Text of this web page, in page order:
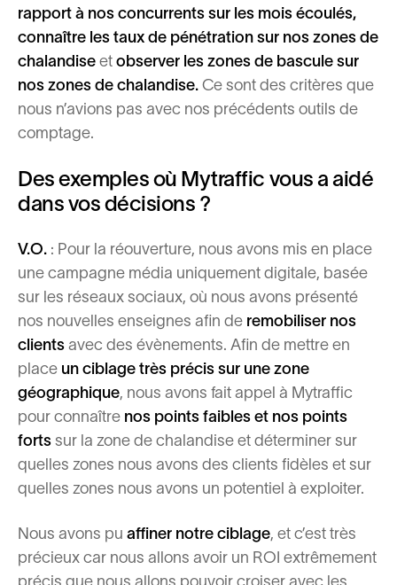
rapport à nos concurrents sur les mois écoulés,
connaître les taux de pénétration sur nos zones de
chalandise et observer les zones de bascule sur
nos zones de chalandise. Ce sont des critères que
nous n’avions pas avec nos précédents outils de
comptage.
Des exemples où Mytraffic vous a aidé
dans vos décisions ?
V.O. : Pour la réouverture, nous avons mis en place
une campagne média uniquement digitale, basée
sur les réseaux sociaux, où nous avons présenté
nos nouvelles enseignes afin de remobiliser nos
clients avec des évènements. Afin de mettre en
place un ciblage très précis sur une zone
géographique, nous avons fait appel à Mytraffic
pour connaître nos points faibles et nos points
forts sur la zone de chalandise et déterminer sur
quelles zones nous avons des clients fidèles et sur
quelles zones nous avons un potentiel à exploiter.
Nous avons pu affiner notre ciblage, et c’est très
précieux car nous allons avoir un ROI extrêmement
précis que nous allons pouvoir croiser avec les